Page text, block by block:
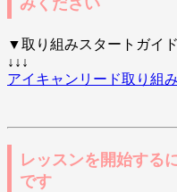
みください
▼取り組みスタートガイ
↓↓↓
アイキャンリード取り組
レッスンを開始する
です